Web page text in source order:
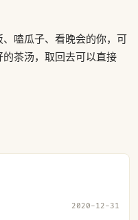
嗑瓜子、看晚会的你，可
茶汤，取回去可以直接
2020-12-31